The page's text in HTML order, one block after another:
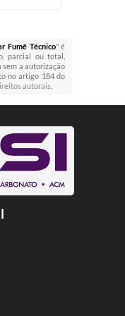
Fumê Técnico" é
parcial ou total,
sem a autorização
no artigo 184 do
autorais.